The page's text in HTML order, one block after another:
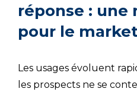
réponse : une
pour le
Les usages évoluent
les prospects ne se